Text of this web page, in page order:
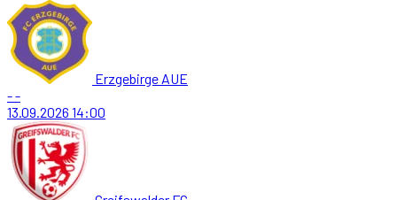
Erzgebirge AUE
--
13.09.2026 14:00